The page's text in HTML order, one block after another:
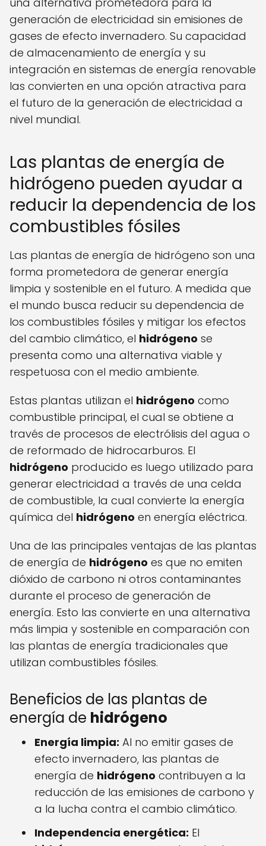
generación de electricidad sin emisiones de
gases de efecto invernadero. Su capacidad
de almacenamiento de energía y su
integración en sistemas de energía renovable
las convierten en una opción atractiva para
el futuro de la generación de electricidad a
nivel mundial.
Las plantas de energía de
hidrógeno pueden ayudar a
reducir la dependencia de los
combustibles fósiles
Las plantas de energía de hidrógeno son una
forma prometedora de generar energía
limpia y sostenible en el futuro. A medida que
el mundo busca reducir su dependencia de
los combustibles fósiles y mitigar los efectos
del cambio climático, el hidrógeno se
presenta como una alternativa viable y
respetuosa con el medio ambiente.
Estas plantas utilizan el hidrógeno como
combustible principal, el cual se obtiene a
través de procesos de electrólisis del agua o
de reformado de hidrocarburos. El
hidrógeno producido es luego utilizado para
generar electricidad a través de una celda
de combustible, la cual convierte la energía
química del hidrógeno en energía eléctrica.
Una de las principales ventajas de las plantas
de energía de hidrógeno es que no emiten
dióxido de carbono ni otros contaminantes
durante el proceso de generación de
energía. Esto las convierte en una alternativa
más limpia y sostenible en comparación con
las plantas de energía tradicionales que
utilizan combustibles fósiles.
Beneficios de las plantas de
energía de hidrógeno
Energía limpia: Al no emitir gases de
efecto invernadero, las plantas de
energía de hidrógeno contribuyen a la
reducción de las emisiones de carbono y
a la lucha contra el cambio climático.
Independencia energética: El